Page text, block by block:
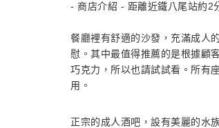
- 商店介紹 - 距離近鐵八尾站約2
餐廳裡有舒適的沙發，充滿成人
慰。其中最值得推薦的是根據顧
巧克力，所以也請試試看。所有
用。
正宗的成人酒吧，設有美麗的水